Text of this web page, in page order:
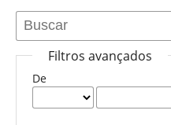
Filtros avançados
De